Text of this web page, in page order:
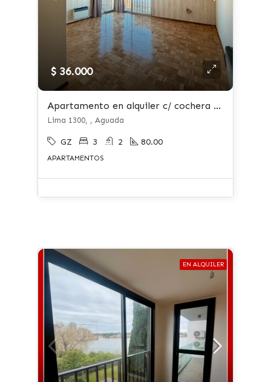
$ 36.000
Apartamento en alquiler c/ cochera en Aguada
Lima 1300, , Aguada
GZ 3 2 80.00
APARTAMENTOS
EN ALQUILER